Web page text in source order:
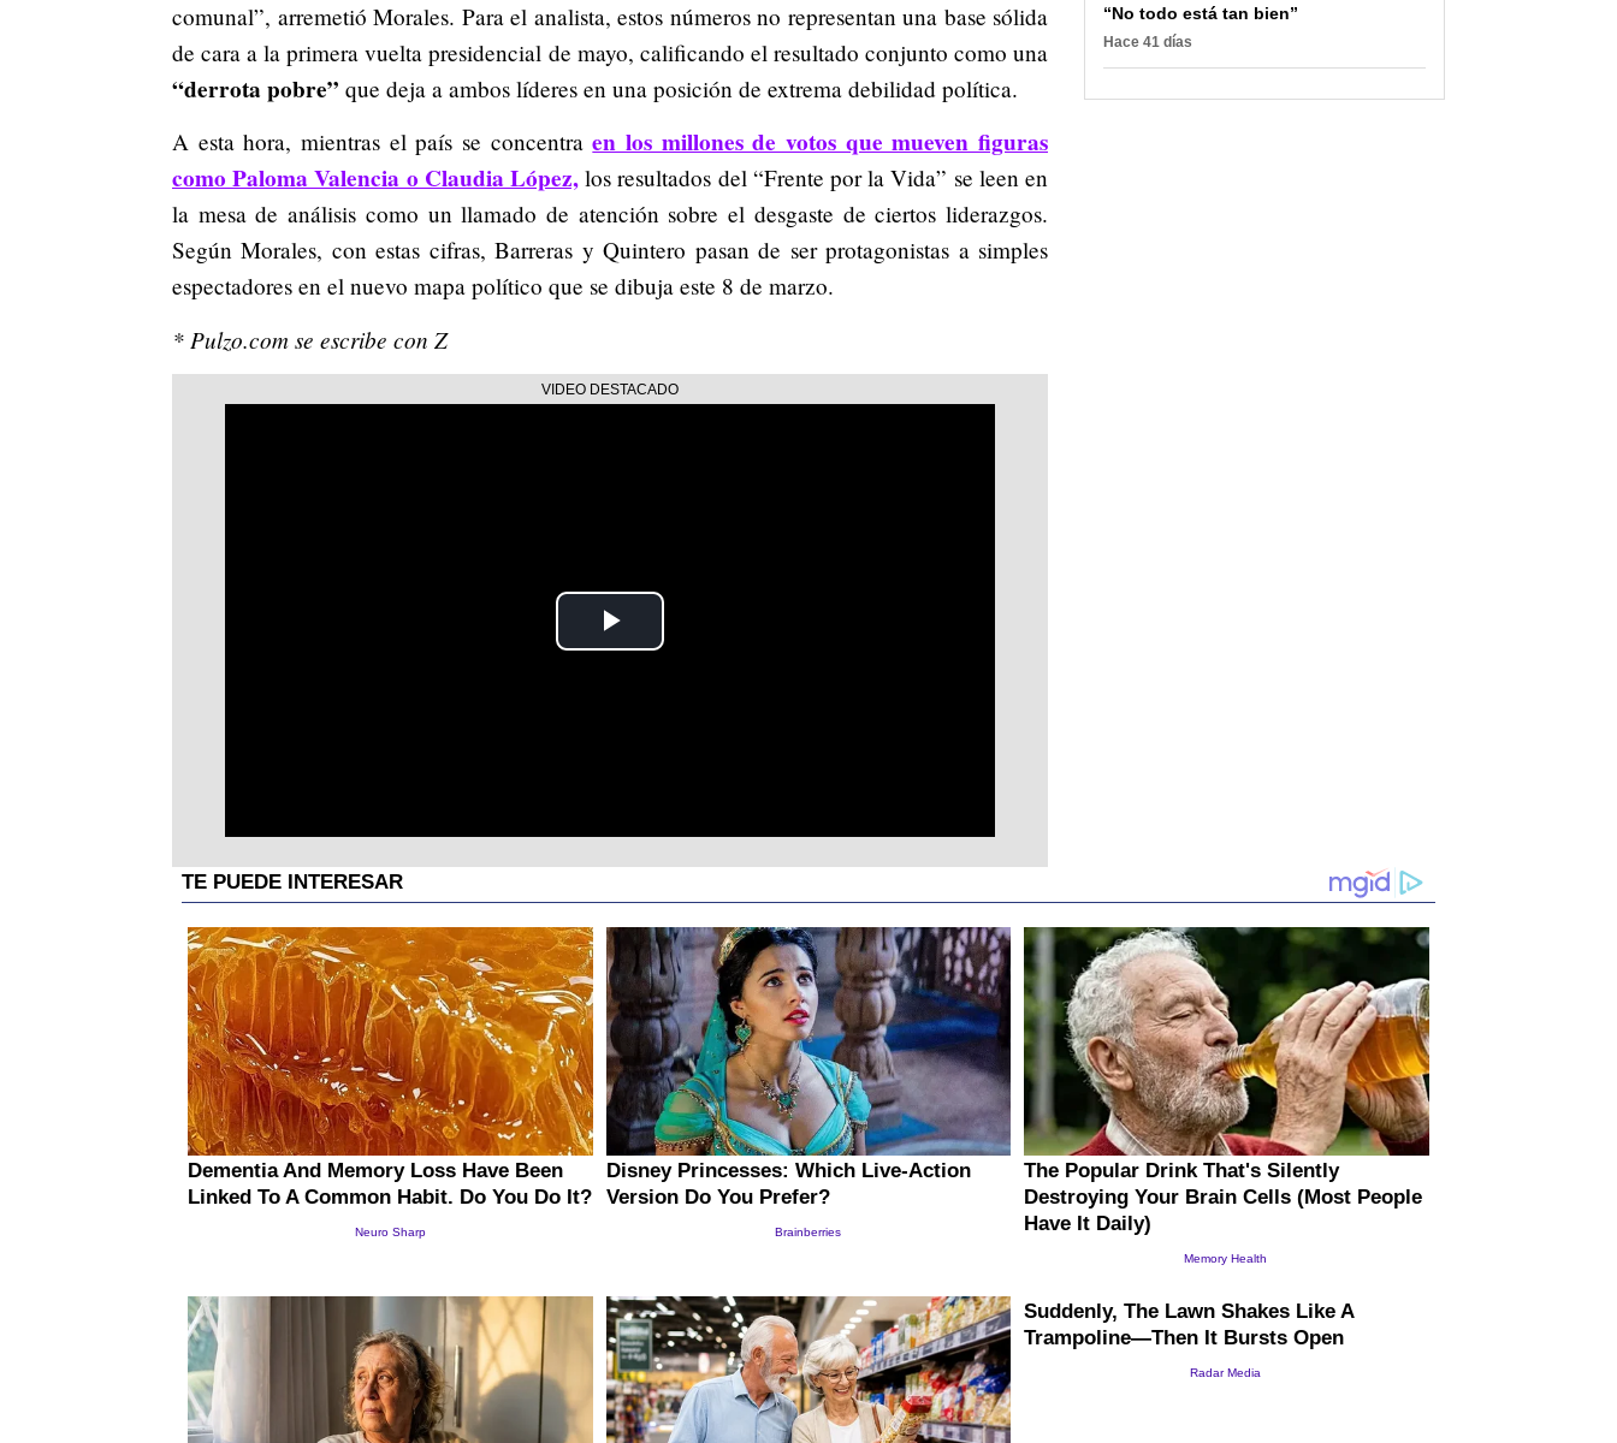
comunal”, arremetió Morales. Para el analista, estos números no representan una base sólida
de cara a la primera vuelta presidencial de mayo, calificando el resultado conjunto como una
“derrota pobre” que deja a ambos líderes en una posición de extrema debilidad política.
A esta hora, mientras el país se concentraen los millones de votos que mueven figuras
como Paloma Valencia o Claudia López, los resultados del “Frente por la Vida” se leen en
la mesa de análisis como un llamado de atención sobre el desgaste de ciertos liderazgos.
Según Morales, con estas cifras, Barreras y Quintero pasan de ser protagonistas a simples
espectadores en el nuevo mapa político que se dibuja este 8 de marzo.
* Pulzo.com se escribe con Z
Play
“No todo está tan bien”
Hace 41 días